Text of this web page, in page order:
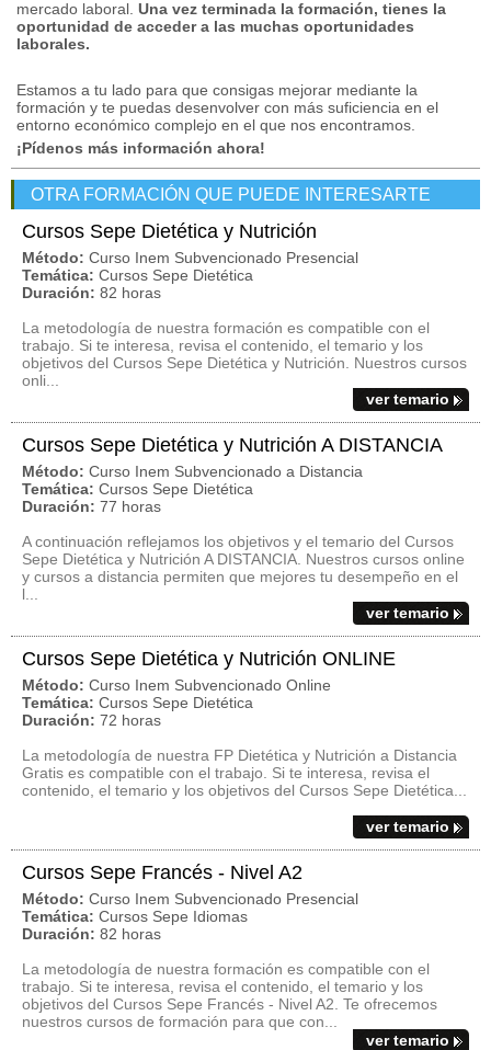
mercado laboral. Una vez terminada la formación, tienes la
oportunidad de acceder a las muchas oportunidades
laborales.
Estamos a tu lado para que consigas mejorar mediante la
formación y te puedas desenvolver con más suficiencia en el
entorno económico complejo en el que nos encontramos.
¡Pídenos más información ahora!
OTRA FORMACIÓN QUE PUEDE INTERESARTE
Cursos Sepe Dietética y Nutrición
Método: Curso Inem Subvencionado Presencial
Temática: Cursos Sepe Dietética
Duración: 82 horas
La metodología de nuestra formación es compatible con el
trabajo. Si te interesa, revisa el contenido, el temario y los
objetivos del Cursos Sepe Dietética y Nutrición. Nuestros cursos
onli...
ver temario
Cursos Sepe Dietética y Nutrición A DISTANCIA
Método: Curso Inem Subvencionado a Distancia
Temática: Cursos Sepe Dietética
Duración: 77 horas
A continuación reflejamos los objetivos y el temario del Cursos
Sepe Dietética y Nutrición A DISTANCIA. Nuestros cursos online
y cursos a distancia permiten que mejores tu desempeño en el
l...
ver temario
Cursos Sepe Dietética y Nutrición ONLINE
Método: Curso Inem Subvencionado Online
Temática: Cursos Sepe Dietética
Duración: 72 horas
La metodología de nuestra FP Dietética y Nutrición a Distancia
Gratis es compatible con el trabajo. Si te interesa, revisa el
contenido, el temario y los objetivos del Cursos Sepe Dietética...
ver temario
Cursos Sepe Francés - Nivel A2
Método: Curso Inem Subvencionado Presencial
Temática: Cursos Sepe Idiomas
Duración: 82 horas
La metodología de nuestra formación es compatible con el
trabajo. Si te interesa, revisa el contenido, el temario y los
objetivos del Cursos Sepe Francés - Nivel A2. Te ofrecemos
nuestros cursos de formación para que con...
ver temario